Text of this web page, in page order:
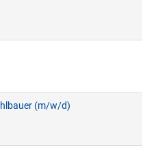
(m/w/d)